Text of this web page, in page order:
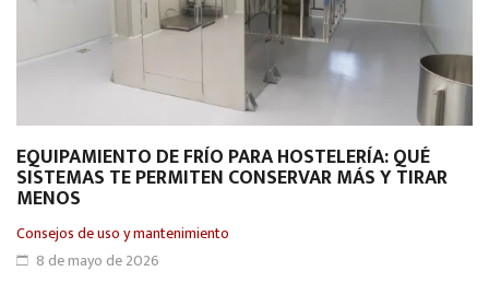
EQUIPAMIENTO DE FRÍO PARA HOSTELERÍA: QUÉ
SISTEMAS TE PERMITEN CONSERVAR MÁS Y TIRAR
MENOS
Consejos de uso y mantenimiento
8 de mayo de 2026